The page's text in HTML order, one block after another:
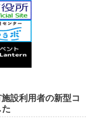
設利用者の新型コ